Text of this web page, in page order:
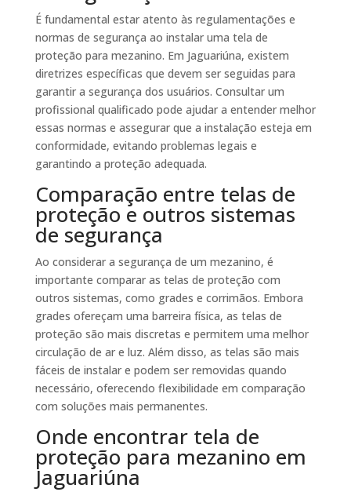
É fundamental estar atento às regulamentações e
normas de segurança ao instalar uma tela de
proteção para mezanino. Em Jaguariúna, existem
diretrizes específicas que devem ser seguidas para
garantir a segurança dos usuários. Consultar um
profissional qualificado pode ajudar a entender melhor
essas normas e assegurar que a instalação esteja em
conformidade, evitando problemas legais e
garantindo a proteção adequada.
Comparação entre telas de
proteção e outros sistemas
de segurança
Ao considerar a segurança de um mezanino, é
importante comparar as telas de proteção com
outros sistemas, como grades e corrimãos. Embora
grades ofereçam uma barreira física, as telas de
proteção são mais discretas e permitem uma melhor
circulação de ar e luz. Além disso, as telas são mais
fáceis de instalar e podem ser removidas quando
necessário, oferecendo flexibilidade em comparação
com soluções mais permanentes.
Onde encontrar tela de
proteção para mezanino em
Jaguariúna